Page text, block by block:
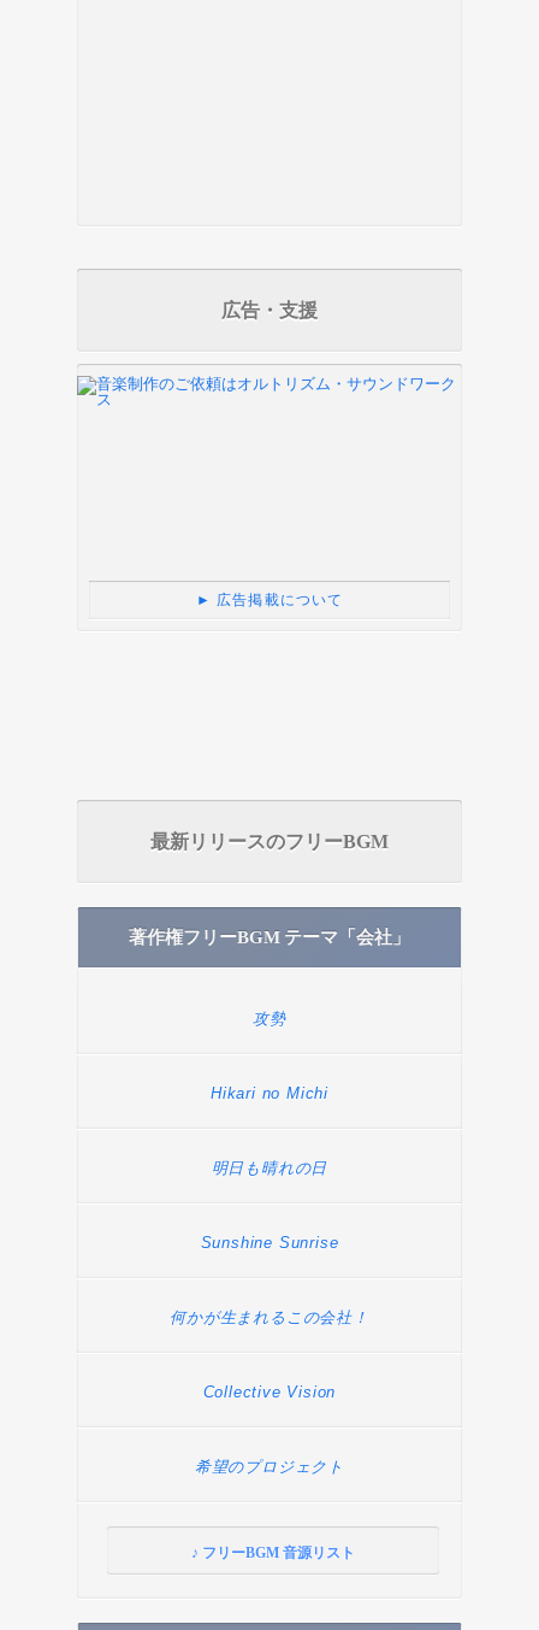
広告・支援
► 広告掲載について
最新リリースのフリーBGM
著作権フリーBGM テーマ「会社」
攻勢
Hikari no Michi
明日も晴れの日
Sunshine Sunrise
何かが生まれるこの会社！
Collective Vision
希望のプロジェクト
♪ フリーBGM 音源リスト